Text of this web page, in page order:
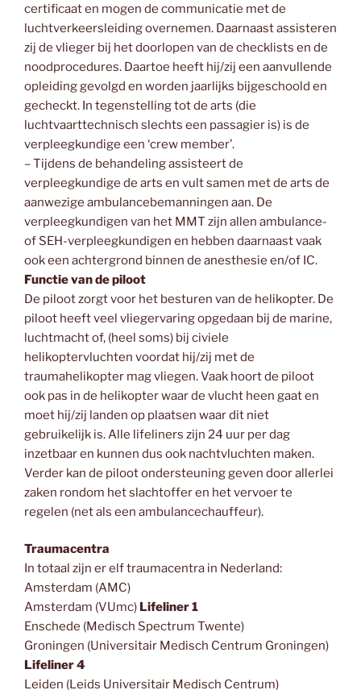
certificaat en mogen de communicatie met de
luchtverkeersleiding overnemen. Daarnaast assisteren
zij de vlieger bij het doorlopen van de checklists en de
noodprocedures. Daartoe heeft hij/zij een aanvullende
opleiding gevolgd en worden jaarlijks bijgeschoold en
gecheckt. In tegenstelling tot de arts (die
luchtvaarttechnisch slechts een passagier is) is de
verpleegkundige een ‘crew member’.
– Tijdens de behandeling assisteert de
verpleegkundige de arts en vult samen met de arts de
aanwezige ambulancebemanningen aan. De
verpleegkundigen van het MMT zijn allen ambulance-
of SEH-verpleegkundigen en hebben daarnaast vaak
ook een achtergrond binnen de anesthesie en/of IC.
Functie van de piloot
De piloot zorgt voor het besturen van de helikopter. De
piloot heeft veel vliegervaring opgedaan bij de marine,
luchtmacht of, (heel soms) bij civiele
helikoptervluchten voordat hij/zij met de
traumahelikopter mag vliegen. Vaak hoort de piloot
ook pas in de helikopter waar de vlucht heen gaat en
moet hij/zij landen op plaatsen waar dit niet
gebruikelijk is. Alle lifeliners zijn 24 uur per dag
inzetbaar en kunnen dus ook nachtvluchten maken.
Verder kan de piloot ondersteuning geven door allerlei
zaken rondom het slachtoffer en het vervoer te
regelen (net als een ambulancechauffeur).
Traumacentra
In totaal zijn er elf traumacentra in Nederland:
Amsterdam (AMC)
Amsterdam (VUmc) Lifeliner 1
Enschede (Medisch Spectrum Twente)
Groningen (Universitair Medisch Centrum Groningen)
Lifeliner 4
Leiden (Leids Universitair Medisch Centrum)